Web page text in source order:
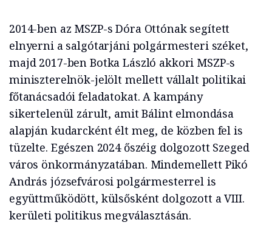
2014-ben az MSZP-s Dóra Ottónak segített
elnyerni a salgótarjáni polgármesteri széket,
majd 2017-ben Botka László akkori MSZP-s
miniszterelnök-jelölt mellett vállalt politikai
főtanácsadói feladatokat. A kampány
sikertelenül zárult, amit Bálint elmondása
alapján kudarcként élt meg, de közben fel is
tüzelte. Egészen 2024 őszéig dolgozott Szeged
város önkormányzatában. Mindemellett Pikó
András józsefvárosi polgármesterrel is
együttműködött, külsősként dolgozott a VIII.
kerületi politikus megválasztásán.